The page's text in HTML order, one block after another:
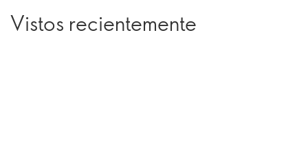
Vistos recientemente